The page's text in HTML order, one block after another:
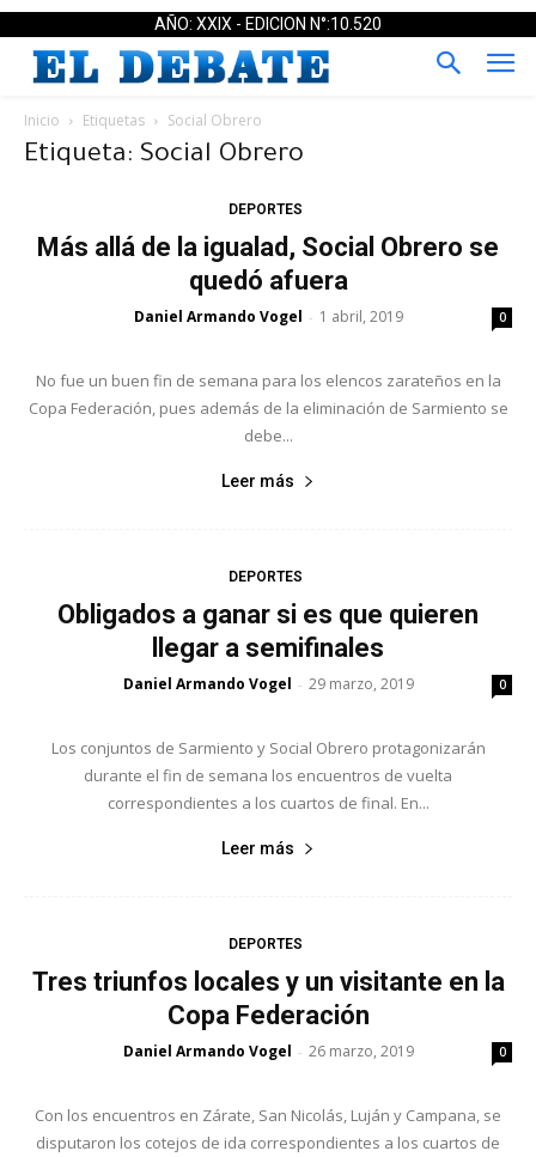
AÑO: XXIX - EDICION N°:10.520
Inicio Etiquetas Social Obrero
Etiqueta: Social Obrero
DEPORTES
Más allá de la igualad, Social Obrero se
quedó afuera
Daniel Armando Vogel - 1 abril, 2019 0
No fue un buen fin de semana para los elencos zarateños en la
Copa Federación, pues además de la eliminación de Sarmiento se
debe...
Leer más
DEPORTES
Obligados a ganar si es que quieren
llegar a semifinales
Daniel Armando Vogel - 29 marzo, 2019 0
Los conjuntos de Sarmiento y Social Obrero protagonizarán
durante el fin de semana los encuentros de vuelta
correspondientes a los cuartos de final. En...
Leer más
DEPORTES
Tres triunfos locales y un visitante en la
Copa Federación
Daniel Armando Vogel - 26 marzo, 2019 0
Con los encuentros en Zárate, San Nicolás, Luján y Campana, se
disputaron los cotejos de ida correspondientes a los cuartos de